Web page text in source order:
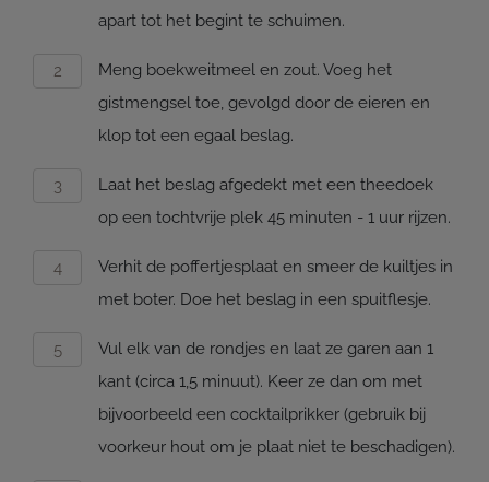
apart tot het begint te schuimen.
Meng boekweitmeel en zout. Voeg het
gistmengsel toe, gevolgd door de eieren en
klop tot een egaal beslag.
Laat het beslag afgedekt met een theedoek
op een tochtvrije plek 45 minuten - 1 uur rijzen.
Verhit de poffertjesplaat en smeer de kuiltjes in
met boter. Doe het beslag in een spuitflesje.
Vul elk van de rondjes en laat ze garen aan 1
kant (circa 1,5 minuut). Keer ze dan om met
bijvoorbeeld een cocktailprikker (gebruik bij
voorkeur hout om je plaat niet te beschadigen).